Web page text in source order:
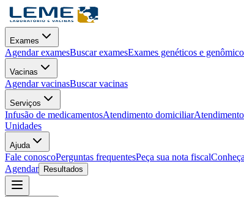
Exames
Agendar examesBuscar examesExames genéticos e
Vacinas
Agendar vacinasBuscar vacinas
Serviços
Infusão de medicamentosAtendimento domiciliar
Unidades
Ajuda
Fale conoscoPerguntas frequentesPeça sua nota fiscal
Agendar
Resultados